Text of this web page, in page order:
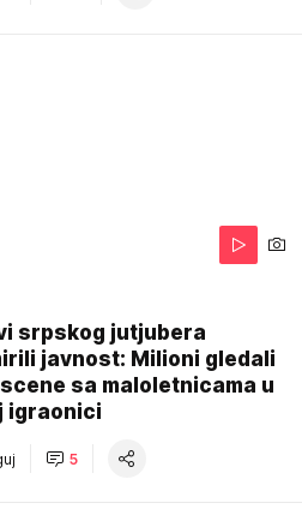
srpskog jutjubera
javnost: Milioni gledali
sa maloletnicama u
igraonici
5